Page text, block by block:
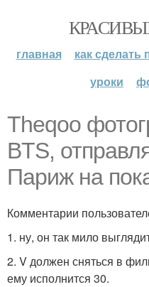
главная как сделать
уроки
Theqoo
BTS,
Париж на
Комментарии
1. ну, он так мило
2. V должен сняться в
ему исполнится 30.